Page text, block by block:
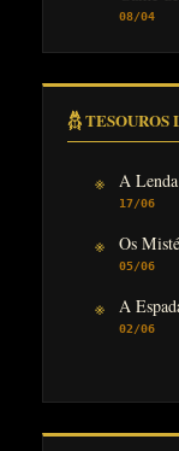
08/04
𓆣 TESOUROS
A
17/06
Os
05/06
A
02/06